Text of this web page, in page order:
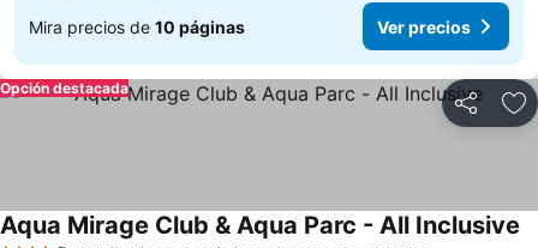
Mira precios de 10 páginas Ver precios
Compartir
Opción destacada
Aqua Mirage Club & Aqua Parc - All Inclusive